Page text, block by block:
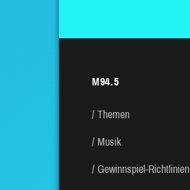
M94.5
Themen
Musik
Gewinnspiel-Richtlinien